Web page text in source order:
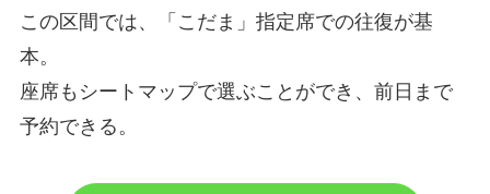
この区間では、「こだま」指定席での往復が基
本。
座席もシートマップで選ぶことができ、前日まで
予約できる。